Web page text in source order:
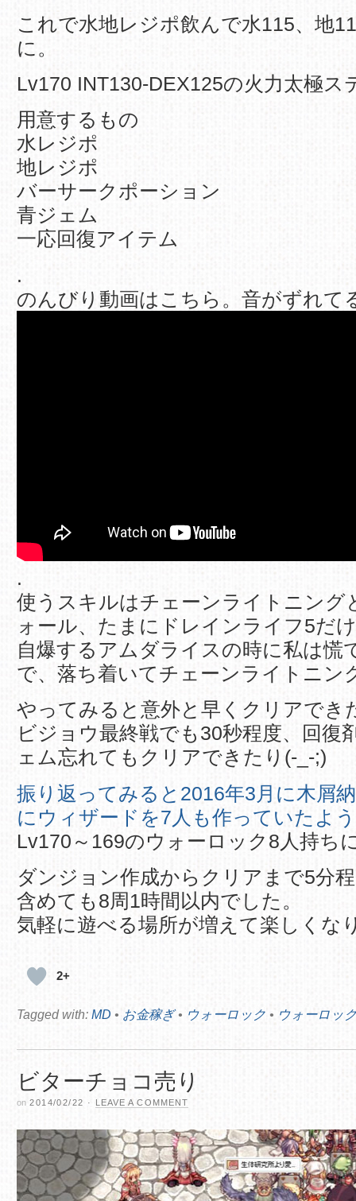
これで水地レジポ飲んで水115、地
に。
Lv170 INT130-DEX125の火力太極ス
用意するもの
水レジポ
地レジポ
バーサークポーション
青ジェム
一応回復アイテム
.
のんびり動画はこちら。音がずれて
.
使うスキルはチェーンライトニング
ォール、たまにドレインライフ5だ
自爆するアムダライスの時に私は慌
で、落ち着いてチェーンライトニン
やってみると意外と早くクリアでき
ビジョウ最終戦でも30秒程度、回復
ェム忘れてもクリアできたり(-_-;)
振り返ってみると2016年3月に木屑
にウィザードを7人も作っていたよう
Lv170～169のウォーロック8人持ち
ダンジョン作成からクリアまで5分
含めても8周1時間以内でした。
気軽に遊べる場所が増えて楽しくな
2+
Tagged with: MD • お金稼ぎ• ウォーロック • ウォーロッ
ビターチョコ売り
on 2014/02/22 · LEAVE A COMMENT